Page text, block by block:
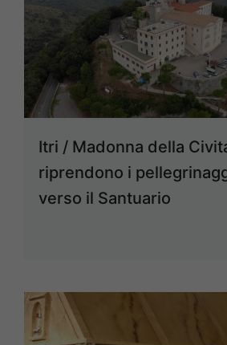
Itri / Madonna della
riprendono i
verso il Santuario